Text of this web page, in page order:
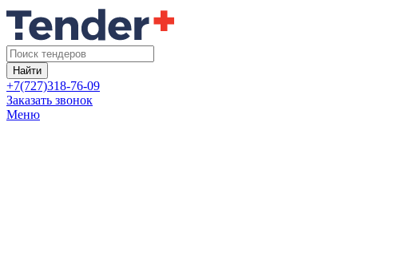
Найти
+7(727)318-76-09
Заказать звонок
Меню